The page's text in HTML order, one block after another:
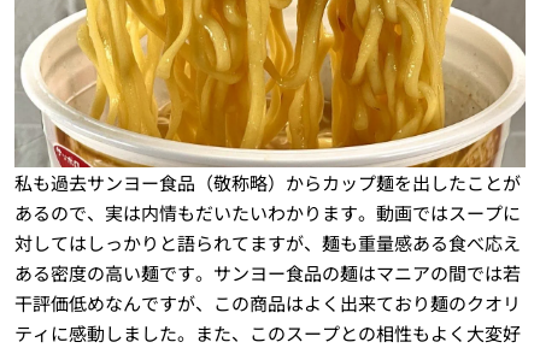
私も過去サンヨー食品（敬称略）からカップ麺を出したことが
あるので、実は内情もだいたいわかります。動画ではスープに
対してはしっかりと語られてますが、麺も重量感ある食べ応え
ある密度の高い麺です。サンヨー食品の麺はマニアの間では若
干評価低めなんですが、この商品はよく出来ており麺のクオリ
ティに感動しました。また、このスープとの相性もよく大変好